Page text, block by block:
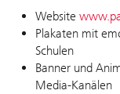
Website
Plakaten mit
Schulen
Banner und
Media-Kanälen